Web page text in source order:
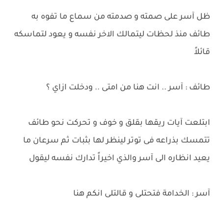
ظل آسر على صمته و صدمته من سماع ما تفوه به
طائف منذ لحظات ليتمالك الاخر نفسه و يعود لتماسكه
قائلاً
طائف : آسر .. انت هنا من امتى .. ودخلت ازاي ؟
ابتلعت آيات ريقها بقلق و خوف و تحركت نحو طائف
تتمسك بذراعه فى توتر لينظر لها بثبات ثم سرعان ما
يعيد انظاره الى آسر والذي اخيراً تدارك نفسه ليقول
آسر : الخدامة فتحتلى و قالتلى انكم هنا